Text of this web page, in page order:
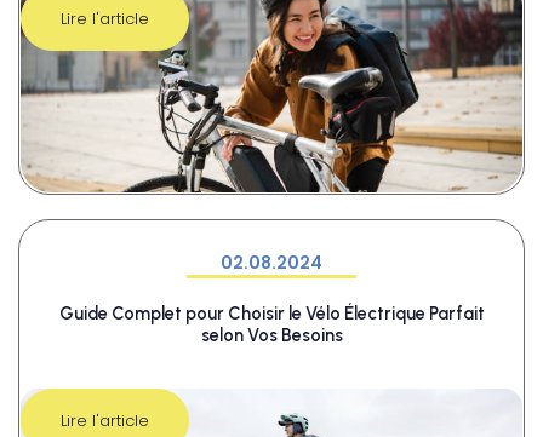
Lire l'article
02.08.2024
Guide Complet pour Choisir le Vélo Électrique Parfait
selon Vos Besoins
Lire l'article